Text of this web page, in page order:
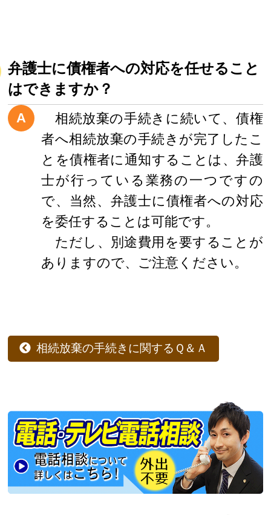
弁護士に債権者への対応を任せること
はできますか？
A
相続放棄の手続きに続いて、債権
者へ相続放棄の手続きが完了したこ
とを債権者に通知することは、弁護
士が行っている業務の一つですの
で、当然、弁護士に債権者への対応
を委任することは可能です。
ただし、別途費用を要することが
ありますので、ご注意ください。
相続放棄の手続きに関するＱ＆Ａ